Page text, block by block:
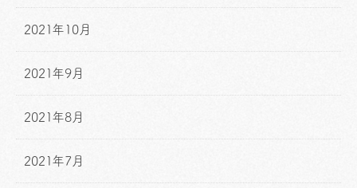
2021年10月
2021年9月
2021年8月
2021年7月